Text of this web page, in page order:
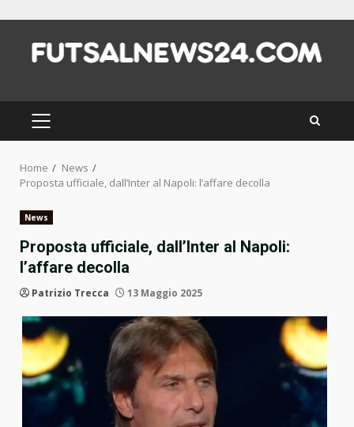
content
PRIMARY
MENU
Home
News
Proposta ufficiale, dall’Inter al Napoli: l’affare decolla
News
Proposta ufficiale, dall’Inter al Napoli:
l’affare decolla
Patrizio Trecca 13 Maggio 2025